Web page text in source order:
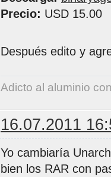
Precio: USD 15.00
Después edito y
Adicto al aluminio
16.07.2011
Yo cambiaría
bien los RAR con